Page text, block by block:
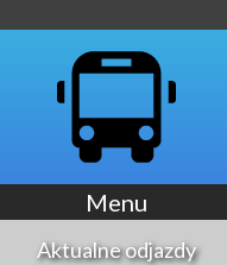
Menu
Aktualne odjazdy